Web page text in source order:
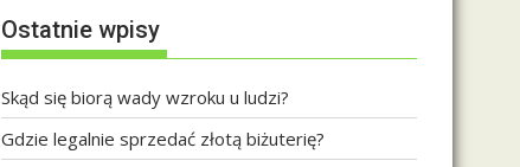
Ostatnie wpisy
Skąd się biorą wady wzroku u ludzi?
Gdzie legalnie sprzedać złotą biżuterię?